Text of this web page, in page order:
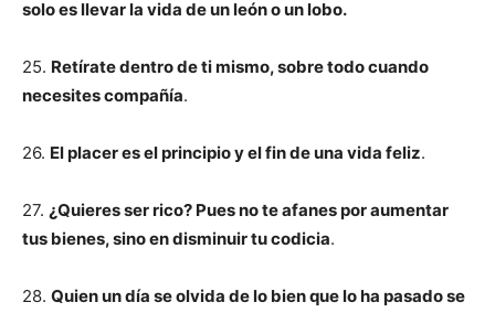
solo es llevar la vida de un león o un lobo.
25. Retírate dentro de ti mismo, sobre todo cuando
necesites compañía.
26. El placer es el principio y el fin de una vida feliz.
27. ¿Quieres ser rico? Pues no te afanes por aumentar
tus bienes, sino en disminuir tu codicia.
28. Quien un día se olvida de lo bien que lo ha pasado se